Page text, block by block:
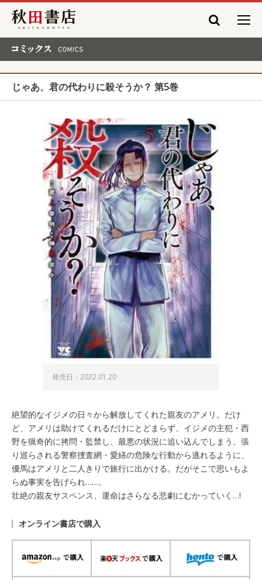
秋田書店
じゃあ、君の代わりに殺そうか？ 第5巻
発売日：2022.01.20
絶望的なイジメの日々から解放してくれた親友のアメリ。だけ
ど、アメリは助けてくれるだけにとどまらず、イジメの主犯・西
野を猟奇的に拷問・監禁し、最悪の状況に追い込んでしまう。張
り巡らされる警察捜査網・愛繕の危険な行動から逃れるように、
優馬はアメリと二人きりで旅行に出かける。だがそこで思いもよ
らぬ事実を告げられ……。
壮絶の親友サスペンス、運命はさらなる悲劇にむかっていく…!
オンライン書店で購入